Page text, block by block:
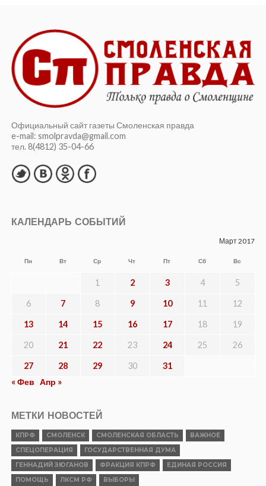
Официальный сайт газеты Смоленская правда
e-mail: smolpravda@gmail.com
тел. 8(4812) 35-04-66
КАЛЕНДАРЬ СОБЫТИЙ
Март 2017
Пн Вт Ср Чт Пт Сб Вс
1 2 3 4 5
6 7 8 9 10 11 12
13 14 15 16 17 18 19
20 21 22 23 24 25 26
27 28 29 30
31
« Фев Апр »
МЕТКИ НОВОСТЕЙ
КПРФ СМОЛЕНСК СМОЛЕНСКАЯ ОБЛАСТЬ
ВАЖНОЕ
СПЕЦОПЕРАЦИЯ
ГОСУДАРСТВЕННАЯ ДУМА
ГЕННАДИЙ ЗЮГАНОВ
ФРАКЦИЯ КПРФ
ЕДИНАЯ РОССИЯ
ПОМОЩЬ
ЛКСМ РФ ВЫБОРЫ